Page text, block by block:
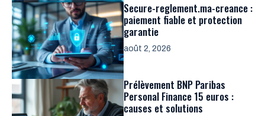
Secure-reglement.ma-creance :
paiement fiable et protection
garantie
août 2, 2026
Prélèvement BNP Paribas
Personal Finance 15 euros :
causes et solutions